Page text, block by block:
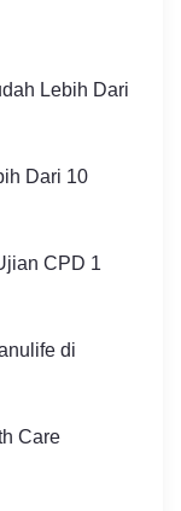
Lebih Dari
Dari 10
CPD 1
di
Care